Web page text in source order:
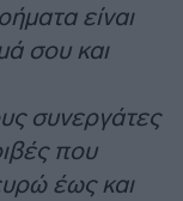
είναι
σου και
συνεργάτες
που
έως και